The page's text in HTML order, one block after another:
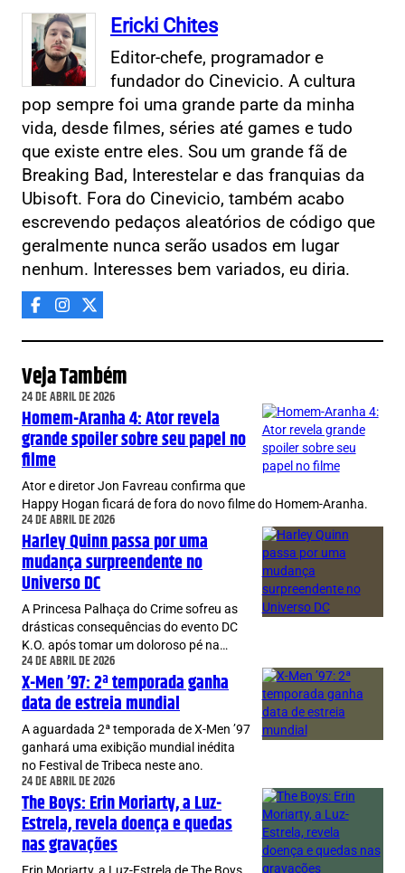
Ericki Chites
Editor-chefe, programador e
fundador do Cinevicio. A cultura
pop sempre foi uma grande parte da minha
vida, desde filmes, séries até games e tudo
que existe entre eles. Sou um grande fã de
Breaking Bad, Interestelar e das franquias da
Ubisoft. Fora do Cinevicio, também acabo
escrevendo pedaços aleatórios de código que
geralmente nunca serão usados em lugar
nenhum. Interesses bem variados, eu diria.
Veja Também
24 DE ABRIL DE 2026
Homem-Aranha 4: Ator revela
grande spoiler sobre seu papel no
filme
Ator e diretor Jon Favreau confirma que
Happy Hogan ficará de fora do novo filme do Homem-Aranha.
24 DE ABRIL DE 2026
Harley Quinn passa por uma
mudança surpreendente no
Universo DC
A Princesa Palhaça do Crime sofreu as
drásticas consequências do evento DC
K.O. após tomar um doloroso pé na…
24 DE ABRIL DE 2026
X-Men ’97: 2ª temporada ganha
data de estreia mundial
A aguardada 2ª temporada de X-Men ’97
ganhará uma exibição mundial inédita
no Festival de Tribeca neste ano.
24 DE ABRIL DE 2026
The Boys: Erin Moriarty, a Luz-
Estrela, revela doença e quedas
nas gravações